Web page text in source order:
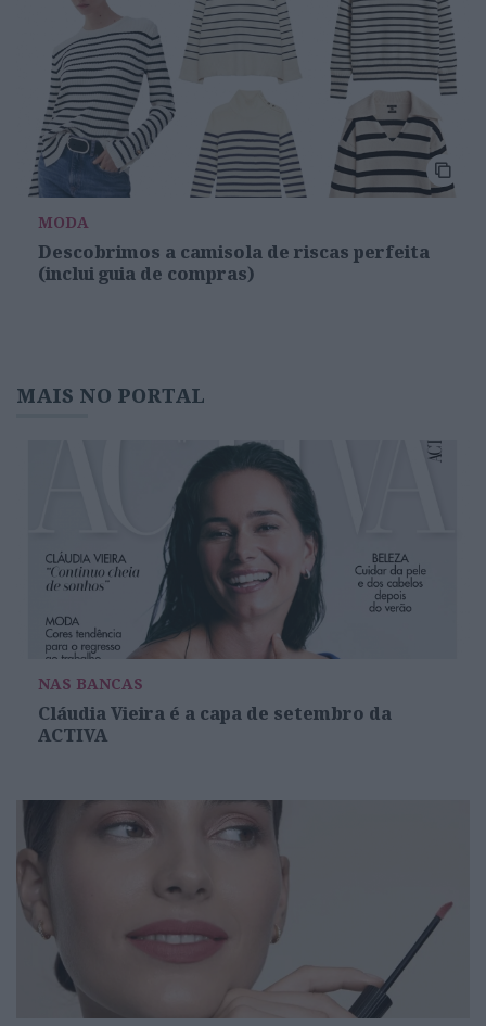
MODA
Descobrimos a camisola de riscas perfeita
(inclui guia de compras)
MAIS NO PORTAL
NAS BANCAS
Cláudia Vieira é a capa de setembro da
ACTIVA